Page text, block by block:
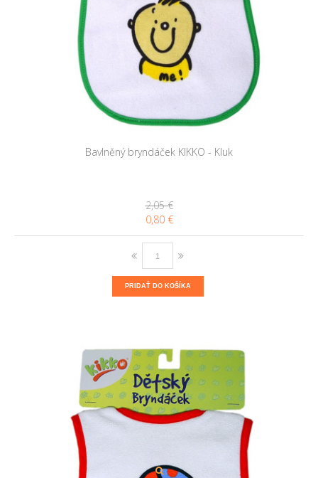
Bavlněný bryndáček KIKKO - Kluk
2,05 €
0,80 €
PRIDAŤ DO KOŠÍKA